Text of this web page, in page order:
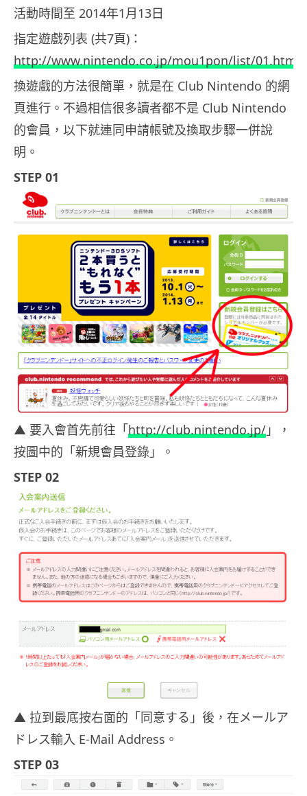
活動時間至 2014年1月13日
指定遊戲列表 (共7頁)：
http://www.nintendo.co.jp/mou1pon/list/01.html
換遊戲的方法很簡單，就是在 Club Nintendo 的網
頁進行。不過相信很多讀者都不是 Club Nintendo
的會員，以下就連同申請帳號及換取步驟一併說
明。
STEP 01
▲ 要入會首先前往「http://club.nintendo.jp/ 」，
按圖中的「新規會員登錄」。
STEP 02
▲ 拉到最底按右面的「同意する」後，在メールア
ドレス輸入 E-Mail Address。
STEP 03